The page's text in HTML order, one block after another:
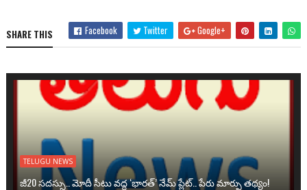
SHARE THIS Facebook Twitter Google+
TELUGU NEWS
జీ20 సదస్సు.. మోదీ సీటు వద్ద ‘భారత్’ నేమ్ ప్లేట్‌.. పేరు మార్పు తథ్యం!